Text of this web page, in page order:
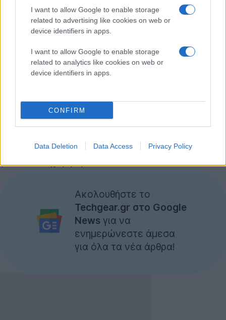
I want to allow Google to enable storage
related to advertising like cookies on web or
device identifiers in apps.
I want to allow Google to enable storage
related to analytics like cookies on web or
device identifiers in apps.
CONFIRM
Data Deletion Data Access Privacy Policy
Αξίζει να σημειωθεί ότι είναι η 14η πιστοποίηση ISO
που λαμβάνει η COSMOTE eValue (διαθέτει μεταξύ
άλλων τα ISO 9001, ISO 27701, ISO 27001, ISO 22301),
επιβεβαιώνοντας τη δέσμευσή της στην παροχή
υπηρεσιών εξυπηρέτησης πελατών υψηλών
προδιαγραφών.
εξειδίκευσης στον συγκεκριμένο κλάδο, η COSMOTE
eValue παραμένει προσηλωμένη στην άριστη
πρώτη επιλογή στο customer relationship management
για κάθε επιχείρηση.
Ακολουθήστε το
Techgear.gr στο Google
News για να
ενημερώνεστε άμεσα
για όλα τα νέα άρθρα!